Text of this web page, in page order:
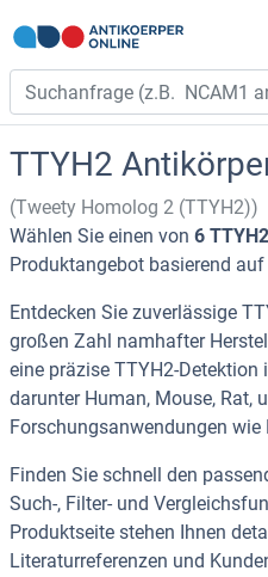
TTYH2
(Tweety Homolog 2 (TTYH2))
Wählen Sie einen von 6
Produktangebot basierend auf
Entdecken Sie zuverlässige
großen Zahl namhafter
eine präzise TTYH2-Detektion
darunter Human, Mouse, Rat,
Forschungsanwendungen wie
Finden Sie schnell den
Such-, Filter- und
Produktseite stehen Ihnen
Literaturreferenzen und